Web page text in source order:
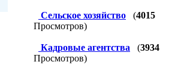
Сельское хозяйство (4015
Просмотров)
Кадровые агентства (3934
Просмотров)